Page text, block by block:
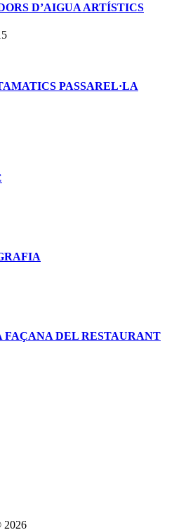
D’AIGUA ARTÍSTICS
PASSAREL·LA
FAÇANA DEL RESTAURANT
2026